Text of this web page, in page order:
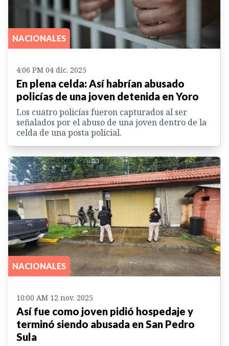
NACIONALES
4:06 PM 04 dic. 2025
En plena celda: Así habrían abusado
policías de una joven detenida en Yoro
Los cuatro policías fueron capturados al ser
señalados por el abuso de una joven dentro de la
celda de una posta policial.
NACIONALES
10:00 AM 12 nov. 2025
Así fue como joven pidió hospedaje y
terminó siendo abusada en San Pedro
Sula